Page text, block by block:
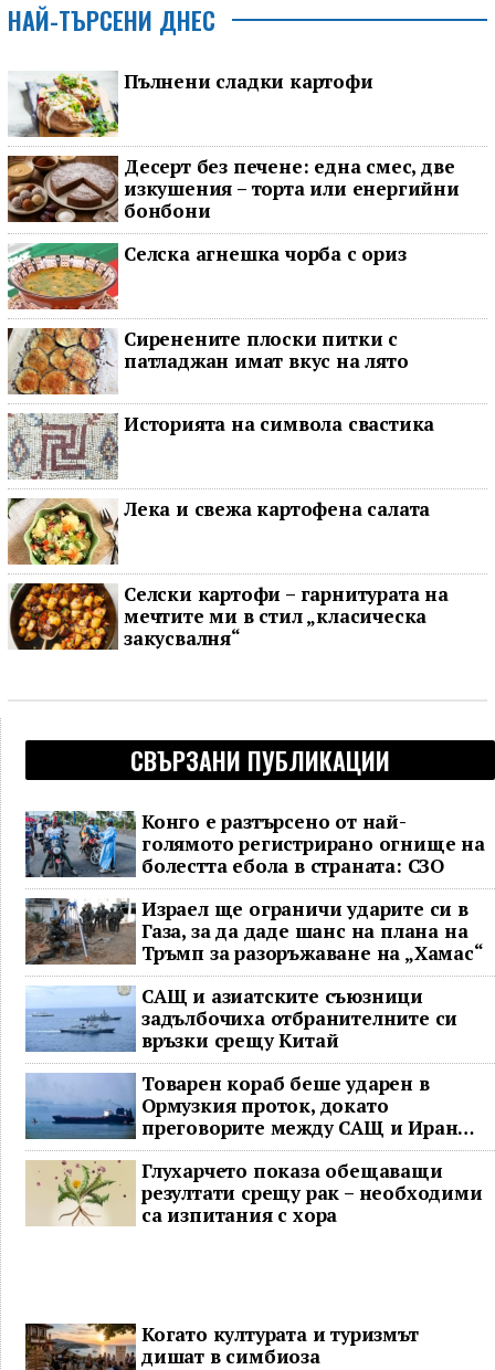
НАЙ-ТЪРСЕНИ ДНЕС
Пълнени сладки картофи
Десерт без печене: една смес, две
изкушения – торта или енергийни
бонбони
Селска агнешка чорба с ориз
Сиренените плоски питки с
патладжан имат вкус на лято
Историята на символа свастика
Лека и свежа картофена салата
Селски картофи – гарнитурата на
мечтите ми в стил „класическа
закусвалня“
СВЪРЗАНИ ПУБЛИКАЦИИ
Конго е разтърсено от най-
голямото регистрирано огнище на
болестта ебола в страната: СЗО
Израел ще ограничи ударите си в
Газа, за да даде шанс на плана на
Тръмп за разоръжаване на „Хамас“
САЩ и азиатските съюзници
задълбочиха отбранителните си
връзки срещу Китай
Товарен кораб беше ударен в
Ормузкия проток, докато
преговорите между САЩ и Иран
останаха в безизходица
Глухарчето показа обещаващи
резултати срещу рак – необходими
са изпитания с хора
Когато културата и туризмът
дишат в симбиоза